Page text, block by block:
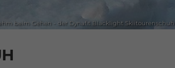
beim Gehen - der Dynafit Blacklight Skiitourenschuh